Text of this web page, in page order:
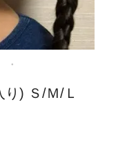
り) Ｓ/Ｍ/Ｌ